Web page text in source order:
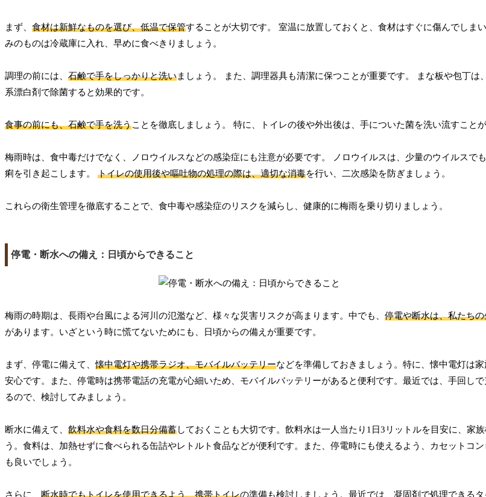
まず、 食材は新鮮なものを選び、低温で保管することが大切です。 室温に放置しておくと、食材はすぐに傷んでしま
みのものは冷蔵庫に入れ、早めに食べきりましょう。
調理の前には、 石鹸で手をしっかりと洗いましょう。 また、調理器具も清潔に保つことが重要です。 まな板や包丁は
系漂白剤で除菌すると効果的です。
食事の前にも、石鹸で手を洗うことを徹底しましょう。 特に、トイレの後や外出後は、手についた菌を洗い流すことが
梅雨時は、食中毒だけでなく、ノロウイルスなどの感染症にも注意が必要です。 ノロウイルスは、少量のウイルスで
痢を引き起こします。 トイレの使用後や嘔吐物の処理の際は、適切な消毒を行い、二次感染を防ぎましょう。
これらの衛生管理を徹底することで、食中毒や感染症のリスクを減らし、健康的に梅雨を乗り切りましょう。
停電・断水への備え：日頃からできること
梅雨の時期は、長雨や台風による河川の氾濫など、様々な災害リスクが高まります。中でも、 停電や断水は、私たち
があります。いざという時に慌てないためにも、日頃からの備えが重要です。
まず、停電に備えて、懐中電灯や携帯ラジオ、モバイルバッテリーなどを準備しておきましょう。特に、懐中電灯は
安心です。また、停電時は携帯電話の充電が心細いため、モバイルバッテリーがあると便利です。最近では、手回し
るので、検討してみましょう。
断水に備えて、 飲料水や食料を数日分備蓄しておくことも大切です。飲料水は一人当たり1日3リットルを目安に、家
う。食料は、加熱せずに食べられる缶詰やレトルト食品などが便利です。また、停電時にも使えるよう、カセットコ
も良いでしょう。
さらに、 断水時でもトイレを使用できるよう、携帯トイレの準備も検討しましょう。最近では、凝固剤で処理できる